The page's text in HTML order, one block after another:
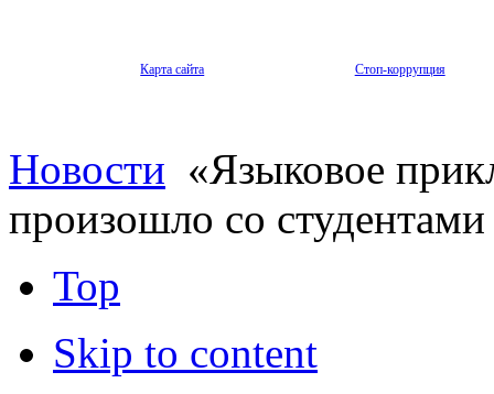
Карта сайта Стоп-коррупция
Новости «Языковое
произошло со
Top
Skip to content